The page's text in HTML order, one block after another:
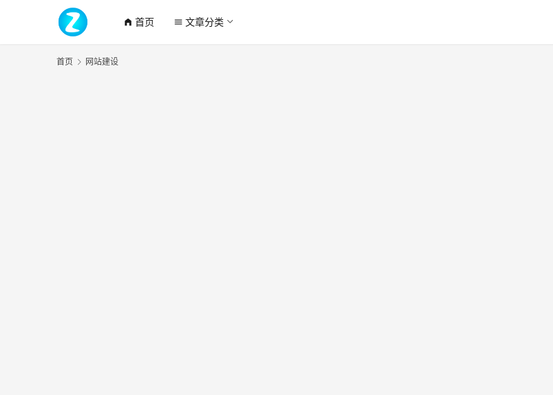
home_filled 首页 menu 文章分类
首页 网站建设